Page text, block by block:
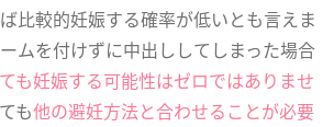
比較的妊娠する確率が低いとも言えま
ムを付けずに中出ししてしまった場合
も妊娠する可能性はゼロではありませ
も他の避妊方法と合わせることが必要